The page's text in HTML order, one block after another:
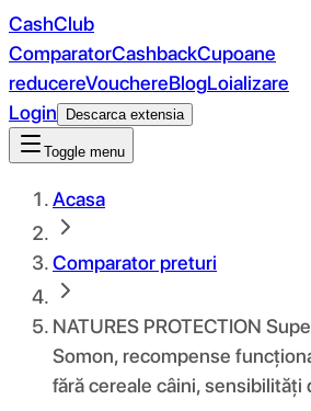
CashClub
ComparatorCashbackCupoane
reducereVouchereBlogLoializare
Login
Descarca extensia
Toggle menu
Acasa
Comparator preturi
NATURES PROTECTION
Somon, recompense
fără cereale câini, sensibilități